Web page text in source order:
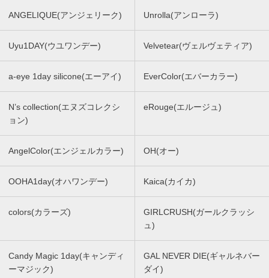
ANGELIQUE(アンジェリーク) Unrolla(アンローラ)
Uyu1DAY(ウユワンデー) Velvetear(ヴェルヴェティア)
a-eye 1day silicone(エーアイ) EverColor(エバーカラー)
N’s collection(エヌズコレクシ
ョン)
eRouge(エルージュ)
AngelColor(エンジェルカラー) OH(オー)
OOHA1day(オハワンデー) Kaica(カイカ)
colors(カラーズ)
GIRLCRUSH(ガールクラッシ
ュ)
Candy Magic 1day(キャンディ
ーマジック)
GAL NEVER DIE(ギャルネバー
ダイ)